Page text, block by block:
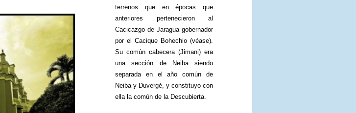
terrenos que en épocas que
anteriores pertenecieron al
Cacicazgo de Jaragua gobernador
por el Cacique Bohechio (véase).
Su común cabecera (Jimani) era
una sección de Neiba siendo
separada en el año común de
Neiba y Duvergé, y constituyo con
ella la común de la Descubierta.